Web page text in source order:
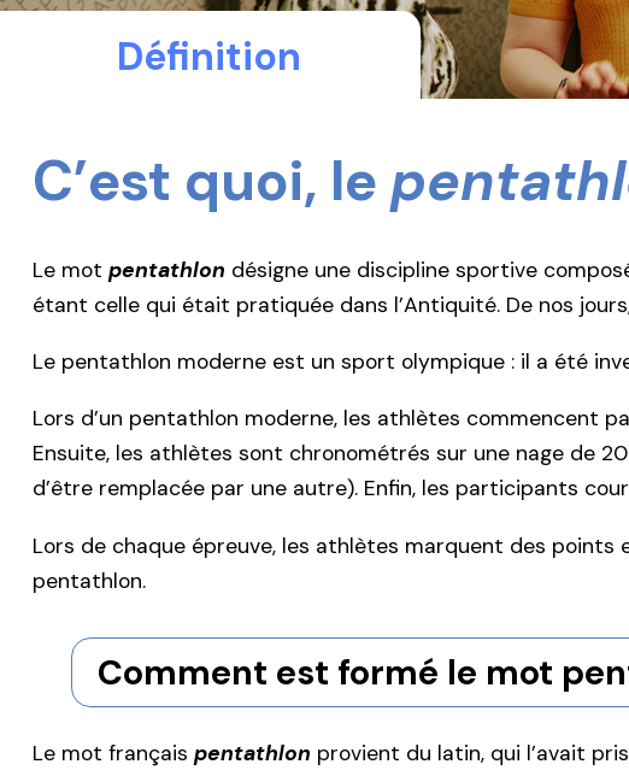
Définition
C’est quoi, le
Le mot pentathlon désigne une discipline sportive
étant celle qui était pratiquée dans l’Antiquité. De nos
Le pentathlon moderne est un sport olympique : il a été
Lors d’un pentathlon moderne, les athlètes commencent
Ensuite, les athlètes sont chronométrés sur une nage de
d’être remplacée par une autre). Enfin, les participants
Lors de chaque épreuve, les athlètes marquent des
pentathlon.
Comment est formé le mot
Le mot français pentathlon provient du latin, qui l’avait